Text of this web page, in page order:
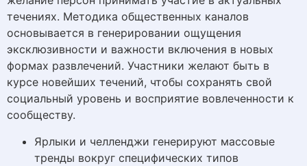
течениях. Методика общественных каналов
основывается в генерировании ощущения
эксклюзивности и важности включения в новых
формах развлечений. Участники желают быть в
курсе новейших течений, чтобы сохранять свой
социальный уровень и восприятие вовлеченности к
сообществу.
Ярлыки и челленджи генерируют массовые
тренды вокруг специфических типов